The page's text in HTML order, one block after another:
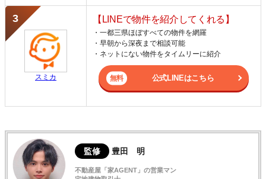
スミカ
【LINEで物件を紹介してくれる】
・一都三県ほぼすべての物件を網羅
・早朝から深夜まで相談可能
・ネットにない物件をタイムリーに紹介
公式LINEはこちら
監修 豊田 明
不動産屋「家AGENT」の営業マン